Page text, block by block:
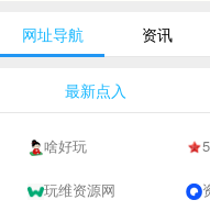
网址导航 资讯
最新点入
啥好玩 58
玩维资源网